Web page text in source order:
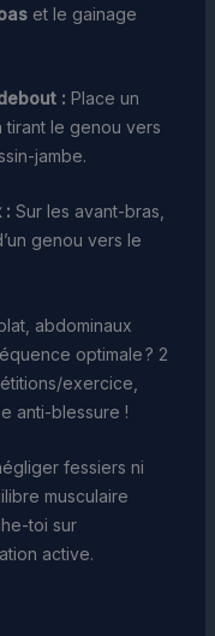
et le gainage
: Place un
le genou vers
jambe.
: Sur les avant-bras,
genou vers le
abdominaux
optimale ? 2
exercice,
anti-blessure !
fessiers ni
musculaire
toi sur
active.